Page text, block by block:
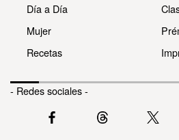
Día a Día
Mujer
Recetas
- Redes sociales -